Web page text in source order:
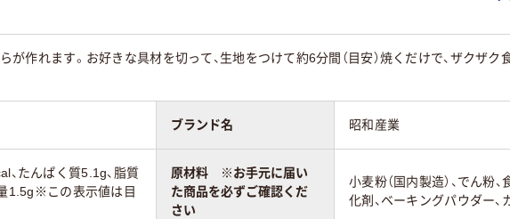
作れます。お好きな具材を切って、生地をつけて約6分間（目安）焼くだけで、ザクザク
ブランド名 昭和産業
たんぱく質5.1g、脂質
1.5g※この表示値は目
原材料 ※お手元に届い
た商品を必ずご確認くだ
さい
小麦粉（国内製造）、でん粉
化剤、ベーキングパウダー、